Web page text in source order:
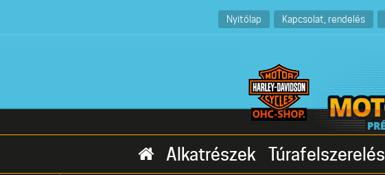
Nyitólap Kapcsolat, rendelés
Alkatrészek Túrafelszerelés